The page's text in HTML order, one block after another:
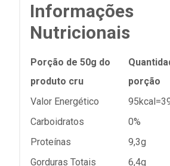
Informações
Nutricionais
Porção de 50g do
produto cru
porção
Valor Energético
Carboidratos
0%
Proteínas
9,3g
Gorduras Totais
6,4g